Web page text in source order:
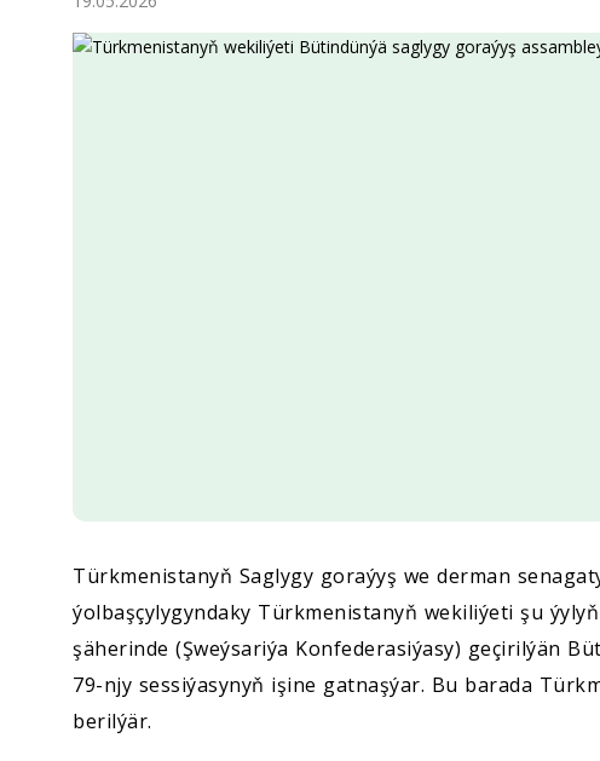
Türkmenistanyň Saglygy goraýyş we derman
ýolbaşçylygyndaky Türkmenistanyň wekiliýeti şu
şäherinde (Şweýsariýa Konfederasiýasy) geçirilýän
79-njy sessiýasynyň işine gatnaşýar. Bu barada
berilýär.